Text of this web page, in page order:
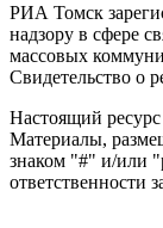
РИА Томск
надзору в сфере
массовых
Свидетельство о
Настоящий
Материалы,
знаком "#" и/или
ответственности